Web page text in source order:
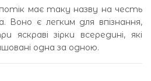
має таку назву на честь
Воно є легким для впізнання,
яскраві зірки всередині, які
одна за одною.